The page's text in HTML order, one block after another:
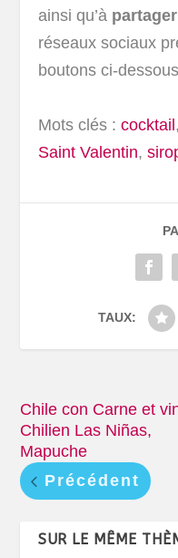
ainsi qu’à
réseaux sociaux
boutons ci-
Mots clés : cocktail
Saint Valentin,
TAUX:
Chile con Carne et
Chilien Las Niñas,
Mapuche
Précédent
SUR LE MÊME